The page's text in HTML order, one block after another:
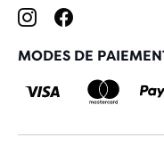
MODES DE